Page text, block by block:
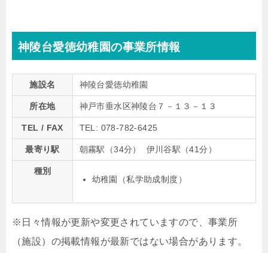
神陵台愛徳幼稚園の事業所情報
施設名 神陵台愛徳幼稚園
所在地 神戸市垂水区神陵台７－１３－１３
TEL / FAX TEL: 078-782-6425
最寄り駅 朝霧駅（34分） 伊川谷駅（41分）
種別
幼稚園（私学助成制度）
※日々情報が更新や変更されていますので、事業所
（施設）の掲載情報が最新ではない場合があります。